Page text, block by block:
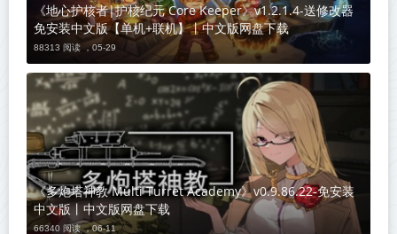
《地心护核者|护核纪元 Core Keeper》v1.2.1.4-送修改器
免安装中文版【单机+联机】丨中文版网盘下载
88313 阅读 ，05-29
《多炮塔神教 Multi Turret Academy》v0.9.86.22-免安装
中文版丨中文版网盘下载
66340 阅读 ，06-11